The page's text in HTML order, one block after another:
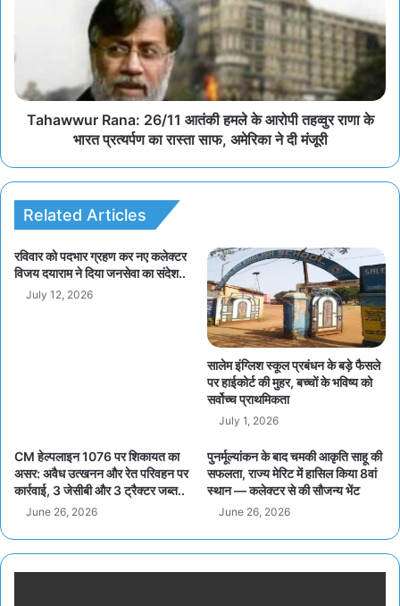
Tahawwur Rana: 26/11 आतंकी हमले के आरोपी तहव्वुर राणा के
भारत प्रत्यर्पण का रास्ता साफ, अमेरिका ने दी मंजूरी
Related Articles
रविवार को पदभार ग्रहण कर नए कलेक्टर
विजय दयाराम ने दिया जनसेवा का संदेश..
July 12, 2026
सालेम इंग्लिश स्कूल प्रबंधन के बड़े फैसले
पर हाईकोर्ट की मुहर, बच्चों के भविष्य को
सर्वोच्च प्राथमिकता
July 1, 2026
CM हेल्पलाइन 1076 पर शिकायत का
असर: अवैध उत्खनन और रेत परिवहन पर
कार्रवाई, 3 जेसीबी और 3 ट्रैक्टर जब्त..
June 26, 2026
पुनर्मूल्यांकन के बाद चमकी आकृति साहू की
सफलता, राज्य मेरिट में हासिल किया 8वां
स्थान — कलेक्टर से की सौजन्य भेंट
June 26, 2026